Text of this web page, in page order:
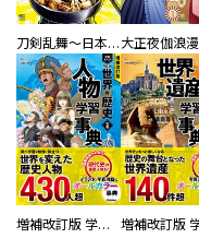
刀剣乱舞～日本号つれづれ酒～
増補改訂版 学研まんが NEW世界の歴史 別巻 人物学習事典